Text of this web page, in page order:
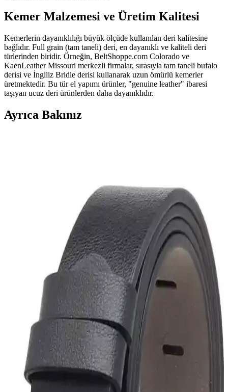
Kemer Malzemesi ve Üretim Kalitesi
Kemerlerin dayanıklılığı büyük ölçüde kullanılan deri kalitesine
bağlıdır. Full grain (tam taneli) deri, en dayanıklı ve kaliteli deri
türlerinden biridir. Örneğin, BeltShoppe.com Colorado ve
KaenLeather Missouri merkezli firmalar, sırasıyla tam taneli bufalo
derisi ve İngiliz Bridle derisi kullanarak uzun ömürlü kemerler
üretmektedir. Bu tür el yapımı ürünler, "genuine leather" ibaresi
taşıyan ucuz deri ürünlerden daha dayanıklıdır.
Ayrıca Bakınız
Naked and Famous Black Selvedge 29 beden pantolonlarda beden
seçimi, kumaş esnemesi ve kemer kullanımı konforu etkiler. Doğru
beden ve kullanım önerileri pantolonun fonksiyonelliğini artırır.
Kot ve Pantolonlar İçin Dayanıklı ve Reversible
Kemer Seçimi: Kalite ve Fiyat Dengesi
Kot ve pantolonlar için reversible ve dayanıklı kemer seçimi, deri
kalitesi ve fiyat dengesi üzerine odaklanır. El yapımı tam taneli deri
kemerler ve ikinci el alternatifleri değerlendirilir.
Pantolonların Pelvik Kemik Üzerinde Sabit Kalması
İçin Ölçü ve Aksesuar Çözümleri
Pantolonların pelvik kemik üzerinde sabit kalması için doğru kalça
ve bel ölçüsü, terzi hizmeti ile uyum sağlanması ve kemer veya askı
gibi aksesuarların kullanımı önemlidir. Bu yöntemler pantolon
kaymasını engeller.
Raw Denim Pantolonlarda Doğru Beden Seçimi ve
Fit Rehberi: Flat Head ve Momotaro İncelemesi